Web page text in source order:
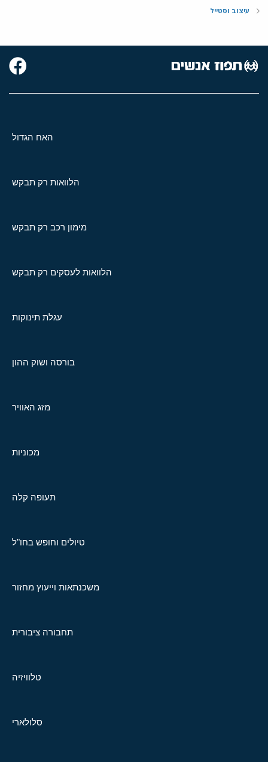
עיצוב וסטייל
האח הגדול
הלוואות רק תבקש
מימון רכב רק תבקש
הלוואות לעסקים רק תבקש
עגלת תינוקות
בורסה ושוק ההון
מזג האוויר
מכוניות
תעופה קלה
טיולים וחופש בחו"ל
משכנתאות וייעוץ מחזור
תחבורה ציבורית
טלוויזיה
סלולארי